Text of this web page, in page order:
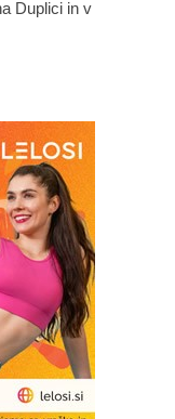
Duplici in v